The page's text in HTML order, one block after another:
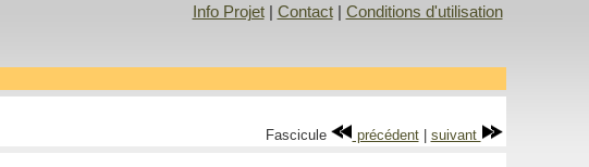
Info Projet| Contact| Conditions d'utilisation
Fascicule précédent| suivant